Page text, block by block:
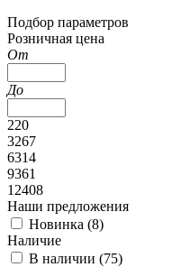
Подбор параметров
Розничная цена
От
До
220
3267
6314
9361
12408
Наши предложения
Новинка (8)
Наличие
В наличии (75)